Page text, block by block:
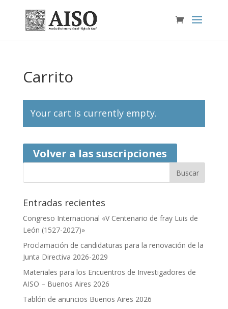
Carrito
Your cart is currently empty.
Volver a las suscripciones
Entradas recientes
Congreso Internacional «V Centenario de fray Luis de
León (1527-2027)»
Proclamación de candidaturas para la renovación de la
Junta Directiva 2026-2029
Materiales para los Encuentros de Investigadores de
AISO – Buenos Aires 2026
Tablón de anuncios Buenos Aires 2026